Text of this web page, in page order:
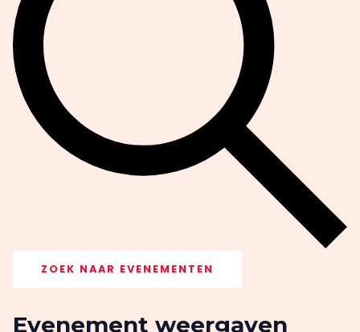
ZOEK NAAR EVENEMENTEN
Evenement weergaven